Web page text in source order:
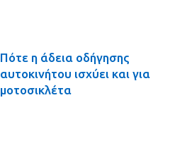
Πότε η άδεια οδήγησης
αυτοκινήτου ισχύει και για
μοτοσικλέτα